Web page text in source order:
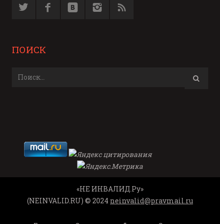
ПОИСК
«НЕ ИНВАЛИД.Ру»
(NEINVALID.RU) © 2024 neinvalid@pravmail.ru